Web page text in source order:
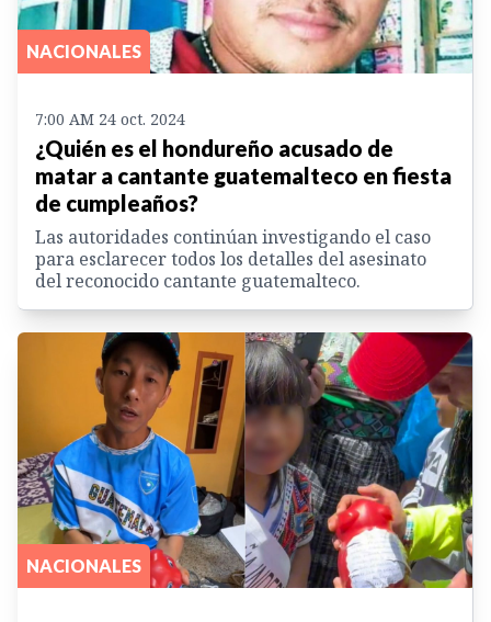
NACIONALES
7:00 AM 24 oct. 2024
¿Quién es el hondureño acusado de
matar a cantante guatemalteco en fiesta
de cumpleaños?
Las autoridades continúan investigando el caso
para esclarecer todos los detalles del asesinato
del reconocido cantante guatemalteco.
NACIONALES